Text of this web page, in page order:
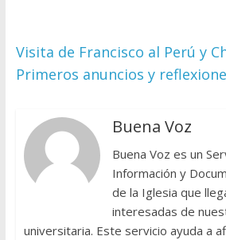
Visita de Francisco al Perú y
Primeros anuncios y
Buena Voz
Buena Voz es un
Información y
de la Iglesia que
interesadas de
universitaria. Este servicio ayuda a